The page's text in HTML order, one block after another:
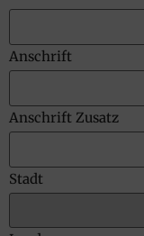
Anschrift
Anschrift Zusatz
Stadt